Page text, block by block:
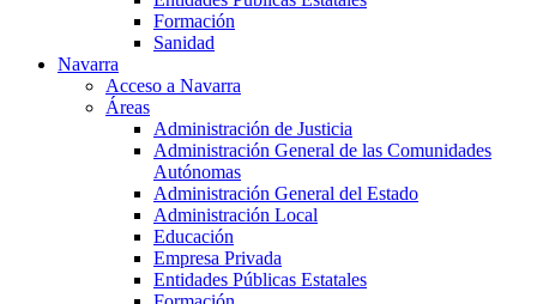
Formación
Sanidad
Navarra
Acceso a Navarra
Áreas
Administración de Justicia
Administración General de las Comunidades
Autónomas
Administración General del Estado
Administración Local
Educación
Empresa Privada
Entidades Públicas Estatales